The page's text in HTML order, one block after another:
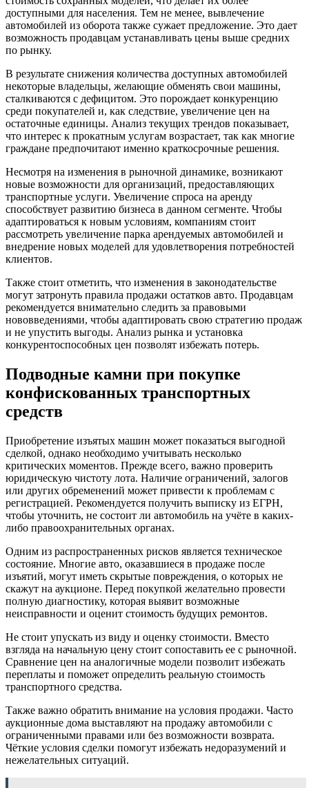
доступными для населения. Тем не менее, вывлечение
автомобилей из оборота также сужает предложение. Это дает
возможность продавцам устанавливать цены выше средних
по рынку.
В результате снижения количества доступных автомобилей
некоторые владельцы, желающие обменять свои машины,
сталкиваются с дефицитом. Это порождает конкуренцию
среди покупателей и, как следствие, увеличение цен на
остаточные единицы. Анализ текущих трендов показывает,
что интерес к прокатным услугам возрастает, так как многие
граждане предпочитают именно краткосрочные решения.
Несмотря на изменения в рыночной динамике, возникают
новые возможности для организаций, предоставляющих
транспортные услуги. Увеличение спроса на аренду
способствует развитию бизнеса в данном сегменте. Чтобы
адаптироваться к новым условиям, компаниям стоит
рассмотреть увеличение парка арендуемых автомобилей и
внедрение новых моделей для удовлетворения потребностей
клиентов.
Также стоит отметить, что изменения в законодательстве
могут затронуть правила продажи остатков авто. Продавцам
рекомендуется внимательно следить за правовыми
нововведениями, чтобы адаптировать свою стратегию продаж
и не упустить выгоды. Анализ рынка и установка
конкурентоспособных цен позволят избежать потерь.
Подводные камни при покупке
конфискованных транспортных
средств
Приобретение изъятых машин может показаться выгодной
сделкой, однако необходимо учитывать несколько
критических моментов. Прежде всего, важно проверить
юридическую чистоту лота. Наличие ограничений, залогов
или других обременений может привести к проблемам с
регистрацией. Рекомендуется получить выписку из ЕГРН,
чтобы уточнить, не состоит ли автомобиль на учёте в каких-
либо правоохранительных органах.
Одним из распространенных рисков является техническое
состояние. Многие авто, оказавшиеся в продаже после
изъятий, могут иметь скрытые повреждения, о которых не
скажут на аукционе. Перед покупкой желательно провести
полную диагностику, которая выявит возможные
неисправности и оценит стоимость будущих ремонтов.
Не стоит упускать из виду и оценку стоимости. Вместо
взгляда на начальную цену стоит сопоставить ее с рыночной.
Сравнение цен на аналогичные модели позволит избежать
переплаты и поможет определить реальную стоимость
транспортного средства.
Также важно обратить внимание на условия продажи. Часто
аукционные дома выставляют на продажу автомобили с
ограниченными правами или без возможности возврата.
Чёткие условия сделки помогут избежать недоразумений и
нежелательных ситуаций.